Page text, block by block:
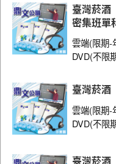
評價職位(農化)
評價職位(事務管
評價職位(水電)
職員(物流管理)
職員(國際貿易)
職員(會計)
臺灣菸酒
密集班單
雲端(限期-
DVD(不限
臺灣菸酒
雲端(限期-
DVD(不限
臺灣菸酒